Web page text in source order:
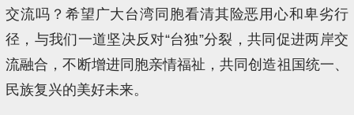
交流吗？希望广大台湾同胞看清其险恶用心和卑劣行
径，与我们一道坚决反对“台独”分裂，共同促进两岸交
流融合，不断增进同胞亲情福祉，共同创造祖国统一、
民族复兴的美好未来。